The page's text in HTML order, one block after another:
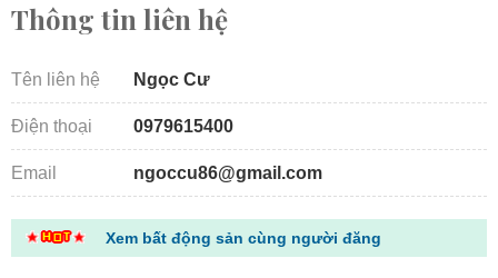
Thông tin liên hệ
Tên liên hệ Ngọc Cư
Điện thoại 0979615400
Email ngoccu86@gmail.com
Xem bất động sản cùng người đăng